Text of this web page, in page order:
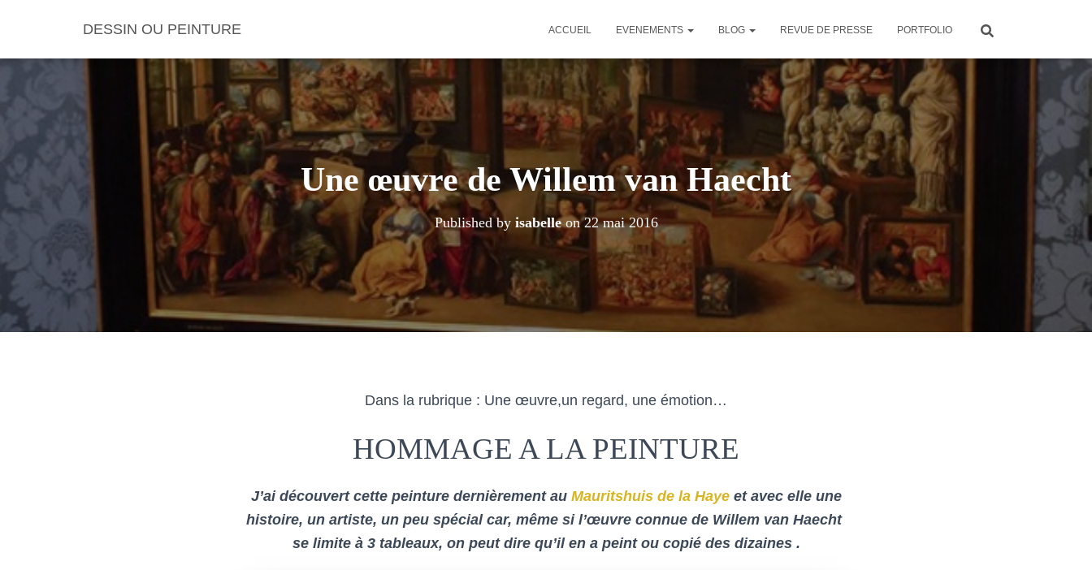
DESSIN OU PEINTURE ACCUEIL EVENEMENTS BLOG REVUE DE PRESSE PORTFOLIO
Une œuvre de Willem van Haecht
Published by isabelleon22 mai 2016
Dans la rubrique : Une œuvre,un regard, une émotion…
HOMMAGE A LA PEINTURE
J’ai découvert cette peinture dernièrement auMauritshuis de la Hayeet avec elle une
histoire, un artiste, un peu spécial car, même si l’œuvre connue de Willem van Haecht
se limite à 3 tableaux, on peut dire qu’il en a peint ou copié des dizaines .